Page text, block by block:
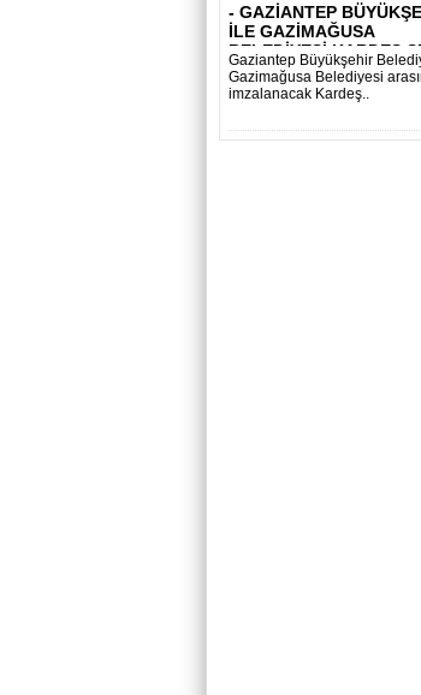
- GAZİANTEP
İLE GAZİMAĞUSA
BELEDİYESİ KARDEŞ
Gaziantep Büyükşehir
Gazimağusa Belediyesi
imzalanacak Kardeş..